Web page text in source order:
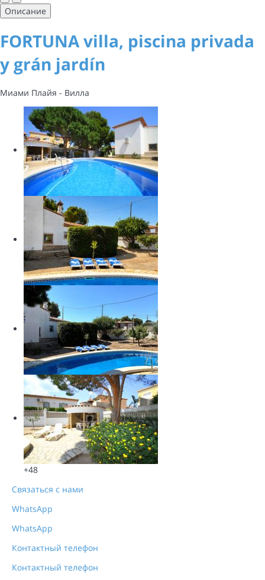
Описание
FORTUNA villa, piscina privada
y grán jardín
Миами Плайя - Вилла
+48
Связаться с нами
WhatsApp
WhatsApp
Контактный телефон
Контактный телефон